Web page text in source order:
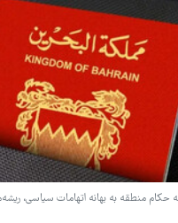
حکام منطقه به بهانه اتهامات سیاسی،